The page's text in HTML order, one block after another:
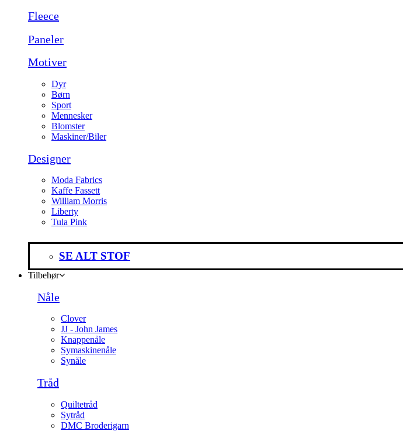
Fleece
Paneler
Motiver
Dyr
Børn
Sport
Mennesker
Blomster
Maskiner/Biler
Designer
Moda Fabrics
Kaffe Fassett
William Morris
Liberty
Tula Pink
SE ALT STOF
Tilbehør
Nåle
Clover
JJ - John James
Knappenåle
Symaskinenåle
Synåle
Tråd
Quiltetråd
Sytråd
DMC Broderigarn